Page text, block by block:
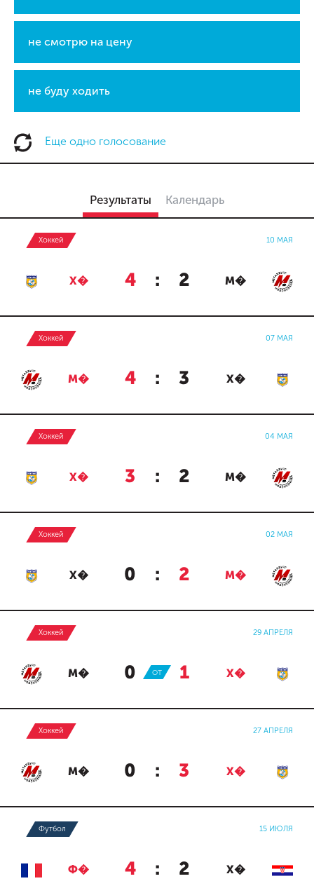
не смотрю на цену
не буду ходить
Еще одно голосование
Результаты Календарь
Хоккей 10 МАЯ
Х� 4 : 2 М�
Хоккей 07 МАЯ
М� 4 : 3 Х�
Хоккей 04 МАЯ
Х� 3 : 2 М�
Хоккей 02 МАЯ
Х� 0 : 2 М�
Хоккей 29 АПРЕЛЯ
М� 0 : 1 Х�
ОТ
Хоккей 27 АПРЕЛЯ
М� 0 : 3 Х�
Футбол 15 ИЮЛЯ
Ф� 4 : 2 Х�